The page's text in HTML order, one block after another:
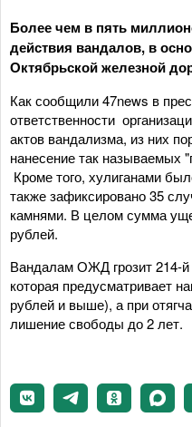
Более чем в пять
действия вандалов, в
Октябрьской железной
Как сообщили 47news в
ответственности
актов вандализма, из них
нанесение так называемых
Кроме того, хулиганами
также зафиксировано 35
камнями. В целом сумма
рублей.
Вандалам ОЖД грозит 214-
которая предусматривает
рублей и выше), а при
лишение свободы до 2 лет.